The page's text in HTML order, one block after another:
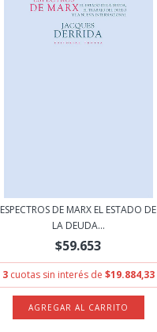
ESPECTROS DE MARX EL ESTADO DE
LA DEUDA...
$59.653
3 cuotas sin interés de $19.884,33